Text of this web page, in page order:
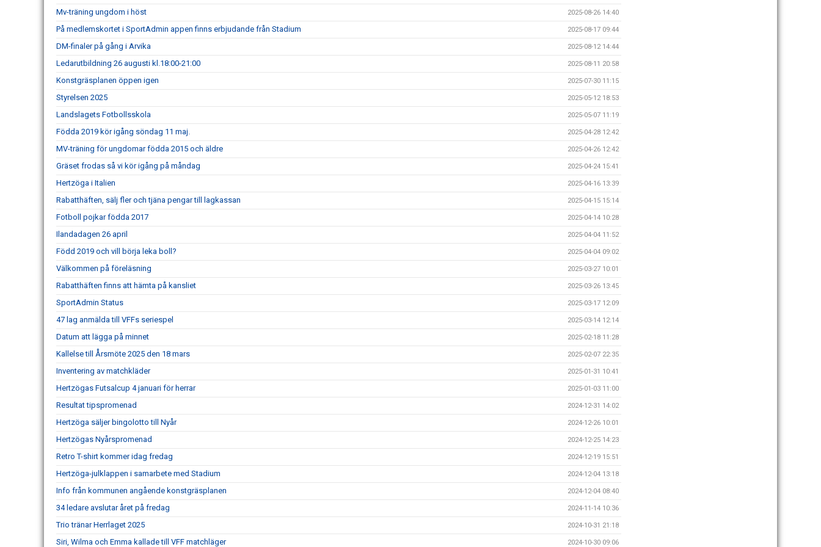
Mv-träning ungdom i höst 2025-08-26 14:40
På medlemskortet i SportAdmin appen finns erbjudande från Stadium 2025-08-17 09:44
DM-finaler på gång i Arvika 2025-08-12 14:44
Ledarutbildning 26 augusti kl.18:00-21:00 2025-08-11 20:58
Konstgräsplanen öppen igen 2025-07-30 11:15
Styrelsen 2025 2025-05-12 18:53
Landslagets Fotbollsskola 2025-05-07 11:19
Födda 2019 kör igång söndag 11 maj. 2025-04-28 12:42
MV-träning för ungdomar födda 2015 och äldre 2025-04-26 12:42
Gräset frodas så vi kör igång på måndag 2025-04-24 15:41
Hertzöga i Italien 2025-04-16 13:39
Rabatthäften, sälj fler och tjäna pengar till lagkassan 2025-04-15 15:14
Fotboll pojkar födda 2017 2025-04-14 10:28
Ilandadagen 26 april 2025-04-04 11:52
Född 2019 och vill börja leka boll? 2025-04-04 09:02
Välkommen på föreläsning 2025-03-27 10:01
Rabatthäften finns att hämta på kansliet 2025-03-26 13:45
SportAdmin Status 2025-03-17 12:09
47 lag anmälda till VFFs seriespel 2025-03-14 12:14
Datum att lägga på minnet 2025-02-18 11:28
Kallelse till Årsmöte 2025 den 18 mars 2025-02-07 22:35
Inventering av matchkläder 2025-01-31 10:41
Hertzögas Futsalcup 4 januari för herrar 2025-01-03 11:00
Resultat tipspromenad 2024-12-31 14:02
Hertzöga säljer bingolotto till Nyår 2024-12-26 10:01
Hertzögas Nyårspromenad 2024-12-25 14:23
Retro T-shirt kommer idag fredag 2024-12-19 15:51
Hertzöga-julklappen i samarbete med Stadium 2024-12-04 13:18
Info från kommunen angående konstgräsplanen 2024-12-04 08:40
34 ledare avslutar året på fredag 2024-11-14 10:36
Trio tränar Herrlaget 2025 2024-10-31 21:18
Siri, Wilma och Emma kallade till VFF matchläger 2024-10-30 09:06